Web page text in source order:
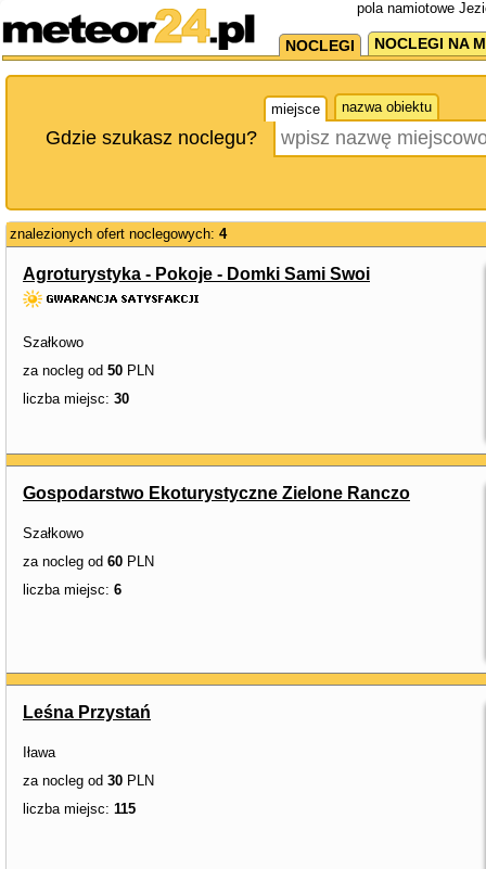
pola namiotowe
NOCLEGI NOCLEGI NA
miejsce nazwa obiektu
Gdzie szukasz noclegu?
znalezionych ofert noclegowych: 4
Agroturystyka - Pokoje - Domki Sami Swoi
Szałkowo
za nocleg od 50 PLN
liczba miejsc: 30
Gospodarstwo Ekoturystyczne Zielone Ranczo
Szałkowo
za nocleg od 60 PLN
liczba miejsc: 6
Leśna Przystań
Iława
za nocleg od 30 PLN
liczba miejsc: 115